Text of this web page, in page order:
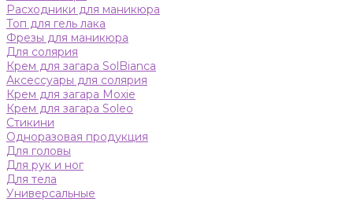
Расходники для маникюра
Топ для гель лака
Фрезы для маникюра
Для солярия
Крем для загара SolBianca
Аксессуары для солярия
Крем для загара Moxie
Крем для загара Soleo
Стикини
Одноразовая продукция
Для головы
Для рук и ног
Для тела
Универсальные